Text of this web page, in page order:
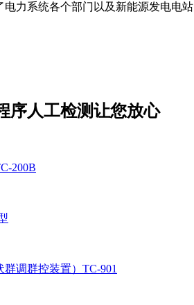
电力系统各个部门以及新能源发电电
序人工检测让您放心
200B
调群控装置）TC-901